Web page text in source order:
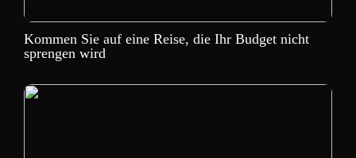
Kommen Sie auf eine Reise, die Ihr Budget nicht
sprengen wird